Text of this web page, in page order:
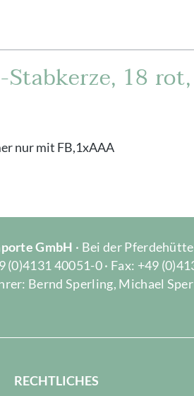
18
nur mit FB,1xAAA
GmbH · Bei der
(0)4131 40051-0 · Fax: +49
Bernd Sperling, Michael
RECHTLICHES